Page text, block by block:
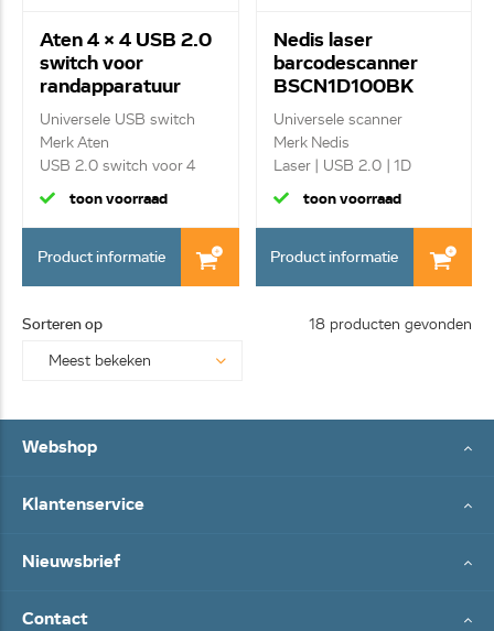
Aten 4 x 4 USB 2.0
switch voor
randapparatuur
US424
Universele USB switch
Merk Aten
USB 2.0 switch voor 4
pc's...
toon voorraad
Product informatie
Nedis laser
barcodescanner
BSCN1D100BK
Universele scanner
Merk Nedis
Laser | USB 2.0 | 1D
Lineair...
toon voorraad
Product informatie
Sorteren op 18 producten gevonden
Webshop
Klantenservice
Nieuwsbrief
Contact